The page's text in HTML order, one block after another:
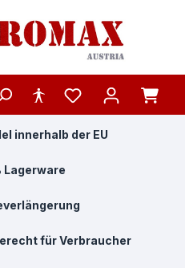
innerhalb der EU
Lagerware
für Verbraucher